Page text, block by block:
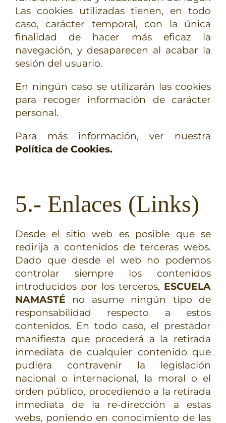
Las cookies utilizadas tienen, en todo
caso, carácter temporal, con la única
finalidad de hacer más eficaz la
navegación, y desaparecen al acabar la
sesión del usuario.
En ningún caso se utilizarán las cookies
para recoger información de carácter
personal.
Para más información, ver nuestra
Política de Cookies.
5.- Enlaces (Links)
Desde el sitio web es posible que se
redirija a contenidos de terceras webs.
Dado que desde el web no podemos
controlar siempre los contenidos
introducidos por los terceros, ESCUELA
NAMASTÉ no asume ningún tipo de
responsabilidad respecto a estos
contenidos. En todo caso, el prestador
manifiesta que procederá a la retirada
inmediata de cualquier contenido que
pudiera contravenir la legislación
nacional o internacional, la moral o el
orden público, procediendo a la retirada
inmediata de la re-dirección a estas
webs, poniendo en conocimiento de las